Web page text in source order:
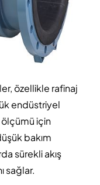
özellikle rafinaj
endüstriyel
ölçümü için
bakım
sürekli akış
sağlar.